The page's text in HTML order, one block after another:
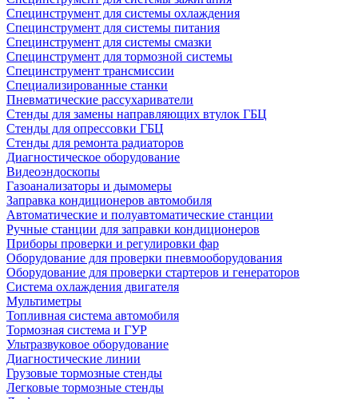
Специнструмент для системы охлаждения
Специнструмент для системы питания
Специнструмент для системы смазки
Специнструмент для тормозной системы
Специнструмент трансмиссии
Специализированные станки
Пневматические рассухариватели
Стенды для замены направляющих втулок ГБЦ
Стенды для опрессовки ГБЦ
Стенды для ремонта радиаторов
Диагностическое оборудование
Видеоэндоскопы
Газоанализаторы и дымомеры
Заправка кондиционеров автомобиля
Автоматические и полуавтоматические станции
Ручные станции для заправки кондиционеров
Приборы проверки и регулировки фар
Оборудование для проверки пневмооборудования
Оборудование для проверки стартеров и генераторов
Система охлаждения двигателя
Мультиметры
Топливная система автомобиля
Тормозная система и ГУР
Ультразвуковое оборудование
Диагностические линии
Грузовые тормозные стенды
Легковые тормозные стенды